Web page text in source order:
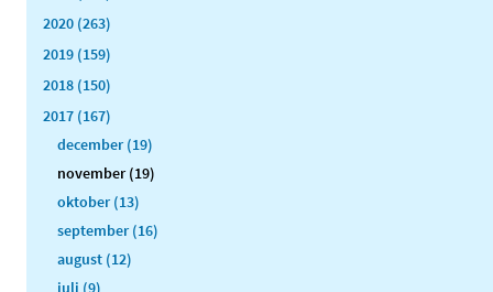
2020 (263)
2019 (159)
2018 (150)
2017 (167)
december (19)
november (19)
oktober (13)
september (16)
august (12)
juli (9)